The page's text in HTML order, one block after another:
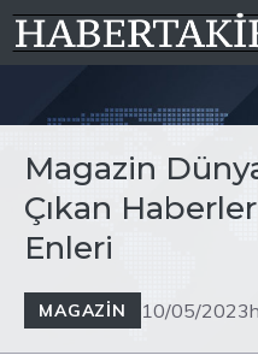
İçeriğe
atla
Magazin
Çıkan
Enleri
MAGAZIN 10/05/2023